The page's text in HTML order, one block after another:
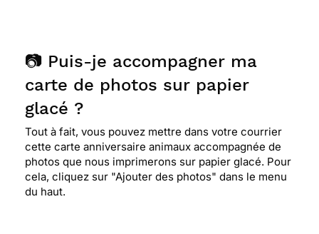
📷 Puis-je accompagner ma
carte de photos sur papier
glacé ?
Tout à fait, vous pouvez mettre dans votre courrier
cette carte anniversaire animaux accompagnée de
photos que nous imprimerons sur papier glacé. Pour
cela, cliquez sur "Ajouter des photos" dans le menu
du haut.